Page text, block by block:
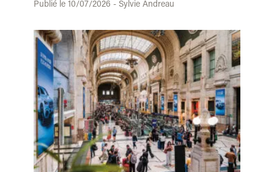
Publié le 10/07/2026 - Sylvie Andreau